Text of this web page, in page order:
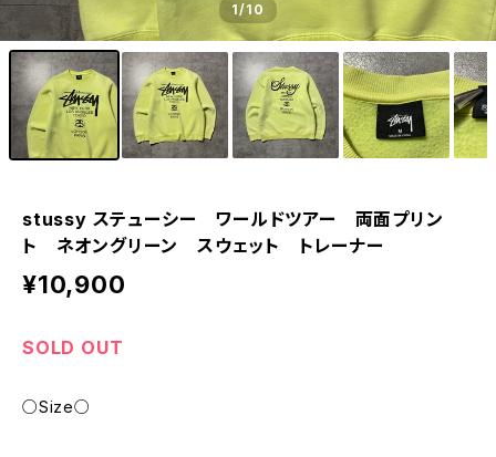
1/10
stussy ステューシー ワールドツアー 両面プリン
ト ネオングリーン スウェット トレーナー
¥10,900
SOLD OUT
○Size○